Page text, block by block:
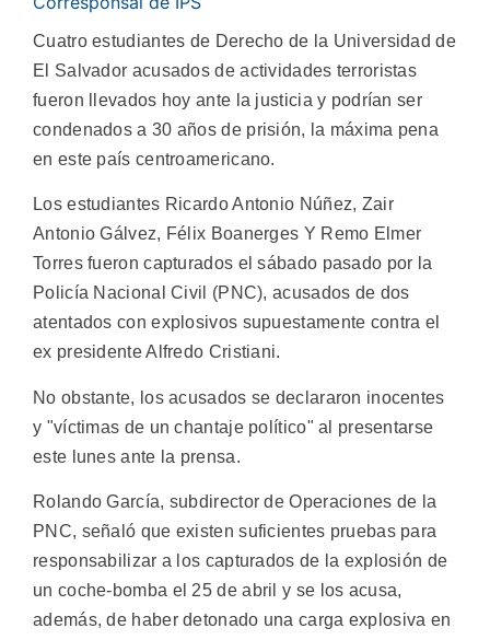
Cuatro estudiantes de Derecho de la Universidad de
El Salvador acusados de actividades terroristas
fueron llevados hoy ante la justicia y podrían ser
condenados a 30 años de prisión, la máxima pena
en este país centroamericano.
Los estudiantes Ricardo Antonio Núñez, Zair
Antonio Gálvez, Félix Boanerges Y Remo Elmer
Torres fueron capturados el sábado pasado por la
Policía Nacional Civil (PNC), acusados de dos
atentados con explosivos supuestamente contra el
ex presidente Alfredo Cristiani.
No obstante, los acusados se declararon inocentes
y "víctimas de un chantaje político" al presentarse
este lunes ante la prensa.
Rolando García, subdirector de Operaciones de la
PNC, señaló que existen suficientes pruebas para
responsabilizar a los capturados de la explosión de
un coche-bomba el 25 de abril y se los acusa,
además, de haber detonado una carga explosiva en